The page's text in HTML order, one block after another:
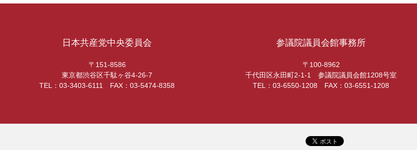
日本共産党中央委員会
〒151-8586
東京都渋谷区千駄ヶ谷4-26-7
TEL：03-3403-6111 FAX：03-5474-8358
参議院議員会館事務所
〒100-8962
千代田区永田町2-1-1 参議院議員会館1208号室
TEL：03-6550-1208 FAX：03-6551-1208